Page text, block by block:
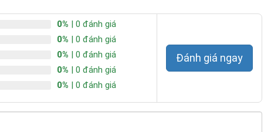
0% | 0 đánh giá
0% | 0 đánh giá
0% | 0 đánh giá
0% | 0 đánh giá
0% | 0 đánh giá
Đánh giá ngay